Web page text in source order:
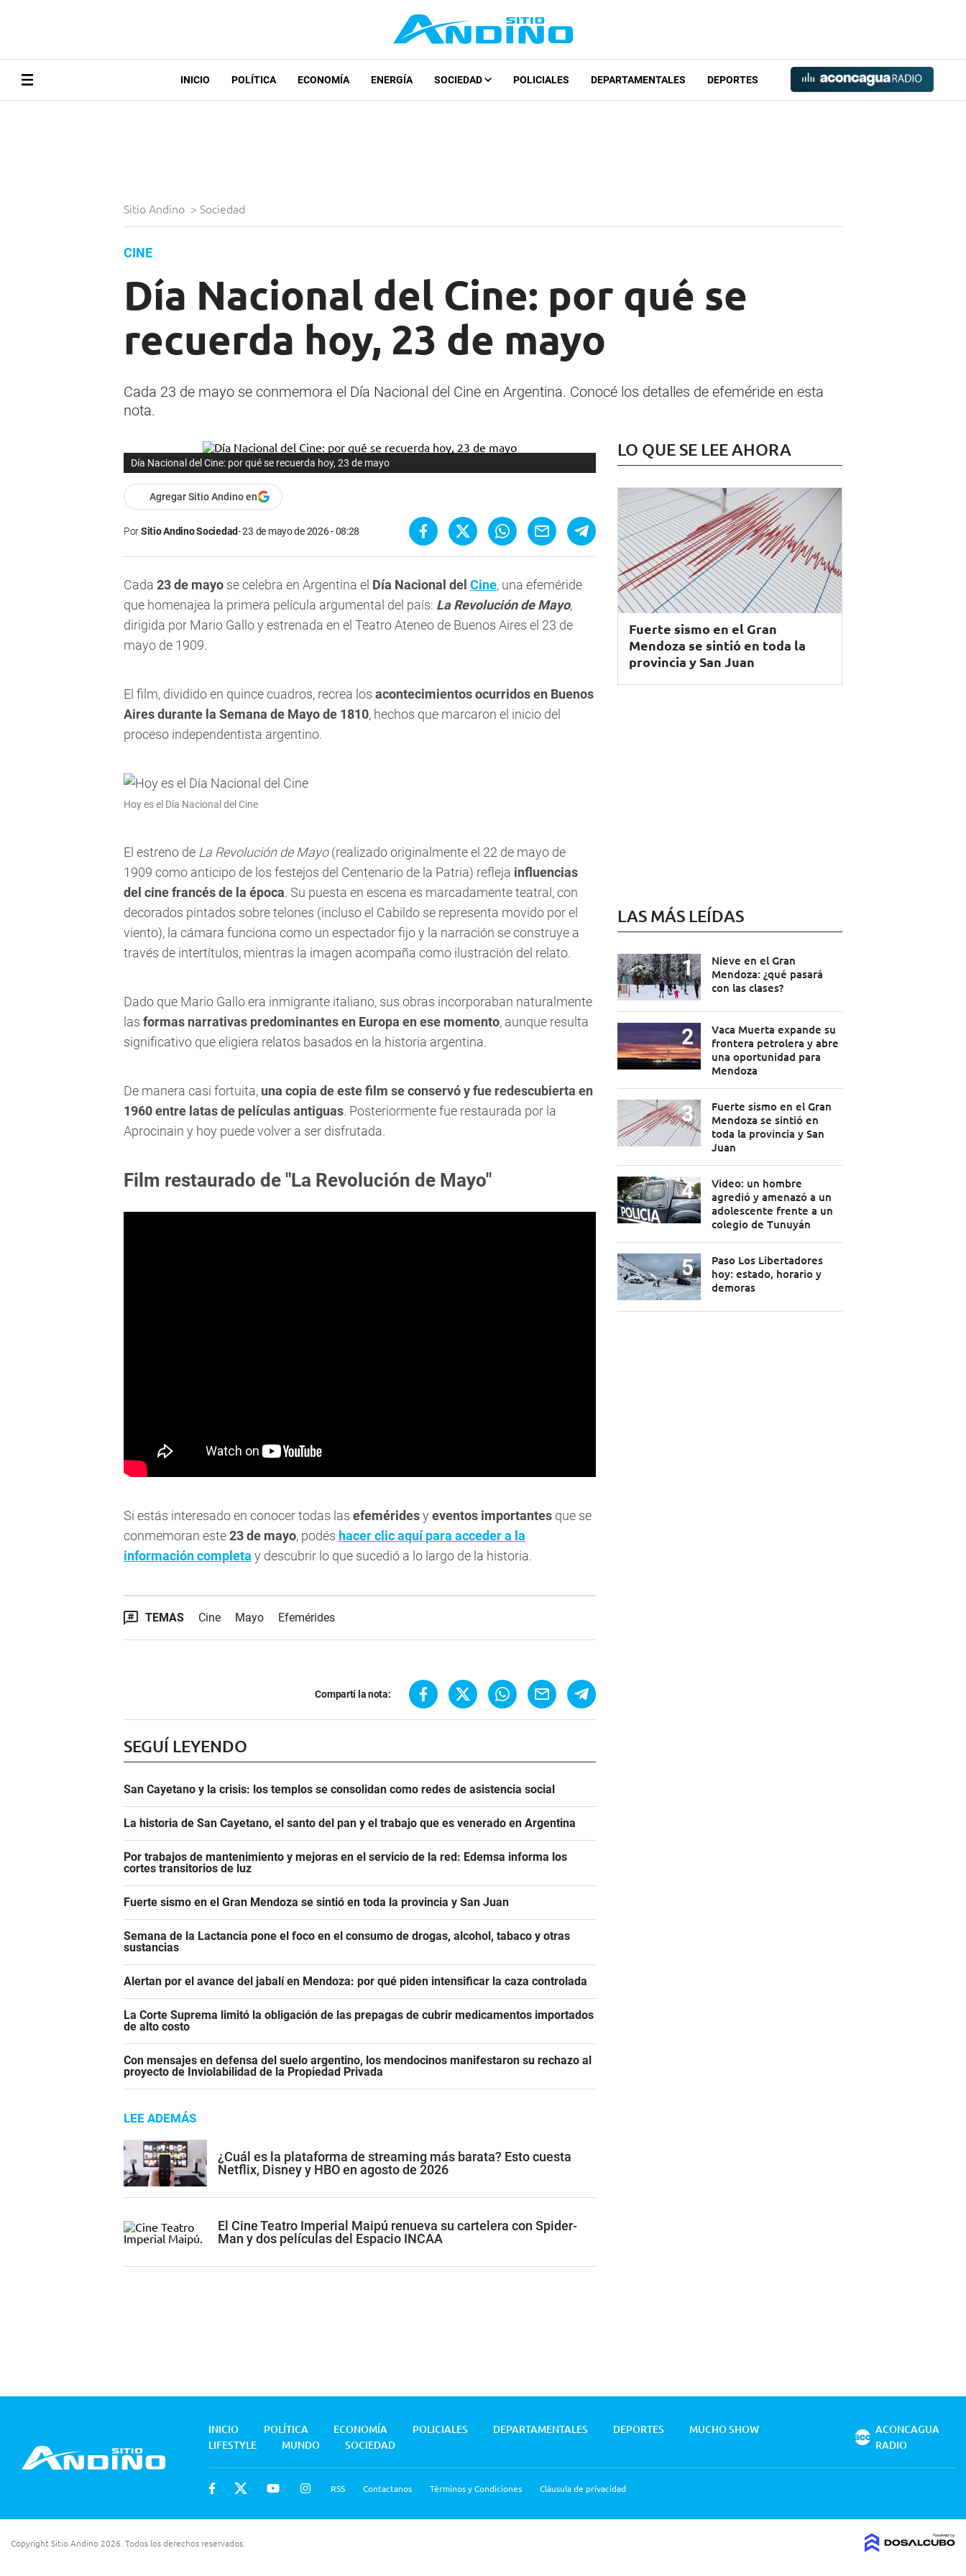
INICIO POLÍTICA ECONOMÍA ENERGÍA SOCIEDAD POLICIALES DEPARTAMENTALES DEPORTES
Sitio Andino > Sociedad
CINE
Día Nacional del Cine: por qué se
recuerda hoy, 23 de mayo
Cada 23 de mayo se conmemora el Día Nacional del Cine en Argentina. Conocé los detalles de efeméride en esta
nota.
Día Nacional del Cine: por qué se recuerda hoy, 23 de mayo
Agregar Sitio Andino en
PorSitio Andino Sociedad 23 de mayo de 2026 - 08:28
Cada 23 de mayo se celebra en Argentina el Día Nacional del Cine, una efeméride
que homenajea la primera película argumental del país: La Revolución de Mayo,
dirigida por Mario Gallo y estrenada en el Teatro Ateneo de Buenos Aires el 23 de
mayo de 1909.
El film, dividido en quince cuadros, recrea los acontecimientos ocurridos en Buenos
Aires durante la Semana de Mayo de 1810, hechos que marcaron el inicio del
proceso independentista argentino.
Hoy es el Día Nacional del Cine
El estreno de La Revolución de Mayo(realizado originalmente el 22 de mayo de
1909 como anticipo de los festejos del Centenario de la Patria) refleja influencias
del cine francés de la época. Su puesta en escena es marcadamente teatral, con
decorados pintados sobre telones (incluso el Cabildo se representa movido por el
viento), la cámara funciona como un espectador fijo y la narración se construye a
través de intertítulos, mientras la imagen acompaña como ilustración del relato.
Dado que Mario Gallo era inmigrante italiano, sus obras incorporaban naturalmente
las formas narrativas predominantes en Europa en ese momento, aunque resulta
significativo que eligiera relatos basados en la historia argentina.
De manera casi fortuita, una copia de este film se conservó y fue redescubierta en
1960 entre latas de películas antiguas. Posteriormente fue restaurada por la
Aprocinain y hoy puede volver a ser disfrutada.
Film restaurado de "La Revolución de Mayo"
Si estás interesado en conocer todas las efeméridesy eventos importantes que se
conmemoran este23 de mayo, podés hacer clic aquí para acceder a la
información completa y descubrir lo que sucedió a lo largo de la historia.
TEMAS Cine Mayo Efemérides
Compartí la nota:
SEGUÍ LEYENDO
San Cayetano y la crisis: los templos se consolidan como redes de asistencia social
La historia de San Cayetano, el santo del pan y el trabajo que es venerado en Argentina
Por trabajos de mantenimiento y mejoras en el servicio de la red: Edemsa informa los
cortes transitorios de luz
Fuerte sismo en el Gran Mendoza se sintió en toda la provincia y San Juan
Semana de la Lactancia pone el foco en el consumo de drogas, alcohol, tabaco y otras
sustancias
Alertan por el avance del jabalí en Mendoza: por qué piden intensificar la caza controlada
La Corte Suprema limitó la obligación de las prepagas de cubrir medicamentos importados
de alto costo
Con mensajes en defensa del suelo argentino, los mendocinos manifestaron su rechazo al
proyecto de Inviolabilidad de la Propiedad Privada
LEE ADEMÁS
¿Cuál es la plataforma de streaming más barata? Esto cuesta
Netflix, Disney y HBO en agosto de 2026
El Cine Teatro Imperial Maipú renueva su cartelera con Spider-
Man y dos películas del Espacio INCAA
LO QUE SE LEE AHORA
Fuerte sismo en el Gran
Mendoza se sintió en toda la
provincia y San Juan
LAS MÁS LEÍDAS
Nieve en el Gran
Mendoza: ¿qué pasará
con las clases?
Vaca Muerta expande su
frontera petrolera y abre
una oportunidad para
Mendoza
Fuerte sismo en el Gran
Mendoza se sintió en
toda la provincia y San
Juan
Video: un hombre
agredió y amenazó a un
adolescente frente a un
colegio de Tunuyán
Paso Los Libertadores
hoy: estado, horario y
demoras
INICIO POLÍTICA ECONOMÍA POLICIALES DEPARTAMENTALES DEPORTES
MUCHO SHOW
LIFESTYLE
MUNDO SOCIEDAD
RSS Contactanos Términos y Condiciones Cláusula de privacidad
ACONCAGUA
RADIO
Copyright Sitio Andino 2026. Todos los derechos reservados.